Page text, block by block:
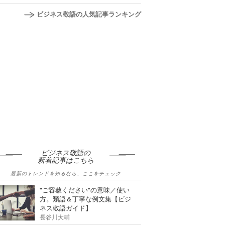
ビジネス敬語の人気記事ランキング
ビジネス敬語の
新着記事はこちら
最新のトレンドを知るなら、ここをチェック
"ご容赦ください"の意味／使い
方。類語＆丁寧な例文集【ビジ
ネス敬語ガイド】
長谷川大輔